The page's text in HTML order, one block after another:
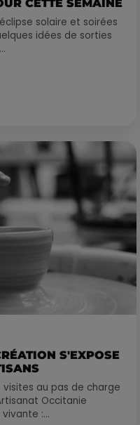
CETTE SEMAINE
solaire et soirées
idées de sorties
S'EXPOSE
au pas de charge
Occitanie
:...